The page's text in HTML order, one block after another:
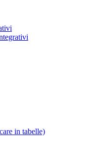
in tabelle)